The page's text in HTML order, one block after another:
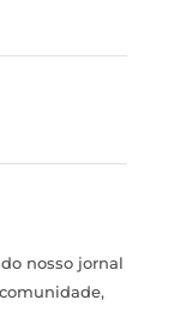
nosso jornal